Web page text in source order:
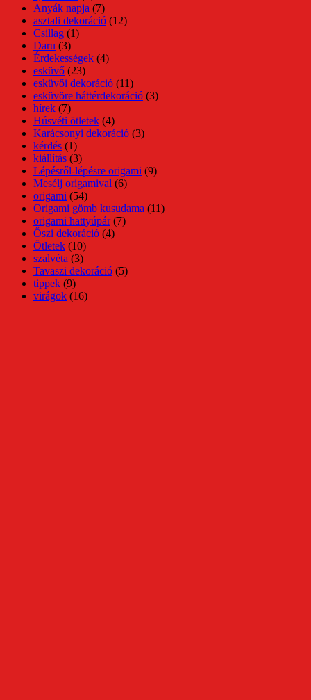
Anyák napja (7)
asztali dekoráció (12)
Csillag (1)
Daru (3)
Érdekességek (4)
esküvő (23)
esküvői dekoráció (11)
esküvöre háttérdekoráció (3)
hírek (7)
Húsvéti ötletek (4)
Karácsonyi dekoráció (3)
kérdés (1)
kiállítás (3)
Lépésről-lépésre origami (9)
Mesélj origamival (6)
origami (54)
Origami gömb kusudama (11)
origami hattyúpár(7)
Őszi dekoráció (4)
Ötletek (10)
szalvéta (3)
Tavaszi dekoráció (5)
tippek (9)
virágok (16)